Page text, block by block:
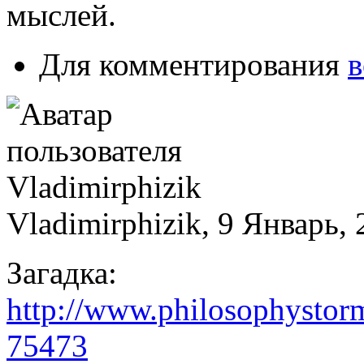
мыслей.
Для комментирования
Vladimirphizik, 9 Январь,
Загадка:
http://
75473